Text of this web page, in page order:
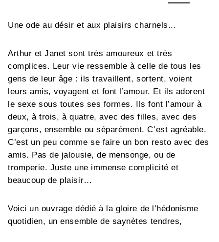
Une ode au désir et aux plaisirs charnels...
Arthur et Janet sont très amoureux et très
complices. Leur vie ressemble à celle de tous les
gens de leur âge : ils travaillent, sortent, voient
leurs amis, voyagent et font l’amour. Et ils adorent
le sexe sous toutes ses formes. Ils font l’amour à
deux, à trois, à quatre, avec des filles, avec des
garçons, ensemble ou séparément. C’est agréable.
C’est un peu comme se faire un bon resto avec des
amis. Pas de jalousie, de mensonge, ou de
tromperie. Juste une immense complicité et
beaucoup de plaisir…
Voici un ouvrage dédié à la gloire de l’hédonisme
quotidien, un ensemble de saynètes tendres,